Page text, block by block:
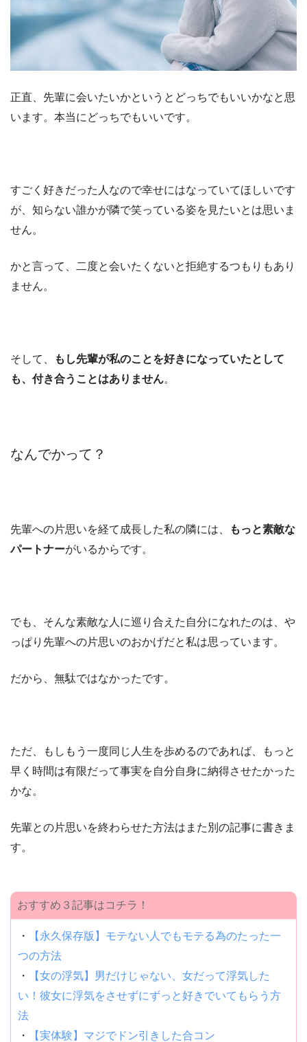
正直、先輩に会いたいかというとどっちでもいいかなと思
います。本当にどっちでもいいです。
すごく好きだった人なので幸せにはなっていてほしいです
が、知らない誰かが隣で笑っている姿を見たいとは思いま
せん。
かと言って、二度と会いたくないと拒絶するつもりもあり
ません。
そして、
もし先輩が私のことを好きになっていたとして
も、付き合うことはありません。
なんでかって？
先輩への片思いを経て成長した私の隣には、
もっと素敵な
パートナーがいるからです。
でも、そんな素敵な人に巡り合えた自分になれたのは、や
っぱり先輩への片思いのおかげだと私は思っています。
だから、無駄ではなかったです。
ただ、もしもう一度同じ人生を歩めるのであれば、もっと
早く時間は有限だって事実を自分自身に納得させたかった
かな。
先輩との片思いを終わらせた方法はまた別の記事に書きま
す。
おすすめ３記事はコチラ！
・
【永久保存版】モテない人でもモテる為のたった一
つの方法
・
【女の浮気】男だけじゃない、女だって浮気した
い！彼女に浮気をさせずにずっと好きでいてもらう方
法
・
【実体験】マジでドン引きした合コン